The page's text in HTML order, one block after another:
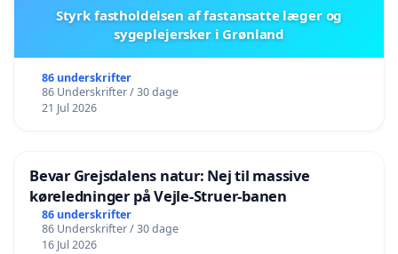
Styrk fastholdelsen af fastansatte læger og
sygeplejersker i Grønland
86 underskrifter
86 Underskrifter / 30 dage
21 Jul 2026
Bevar Grejsdalens natur: Nej til massive
køreledninger på Vejle-Struer-banen
86 underskrifter
86 Underskrifter / 30 dage
16 Jul 2026